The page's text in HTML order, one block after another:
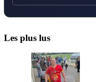
Les plus lus